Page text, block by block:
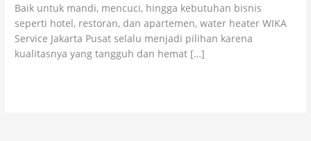
Baik untuk mandi, mencuci, hingga kebutuhan bisnis
seperti hotel, restoran, dan apartemen, water heater WIKA
Service Jakarta Pusat selalu menjadi pilihan karena
kualitasnya yang tangguh dan hemat […]